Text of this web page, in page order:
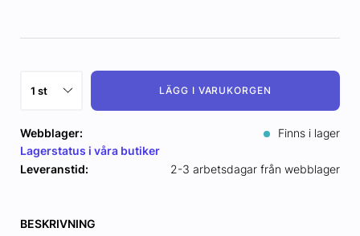
LÄGG I VARUKORGEN
Webblager:
Finns i lager
Lagerstatus i våra butiker
Leveranstid:
2-3 arbetsdagar från webblager
BESKRIVNING